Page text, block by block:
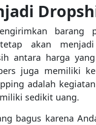
barang
akan
antara harga
juga memiliki
adalah
sedikit uang.
bagus karena